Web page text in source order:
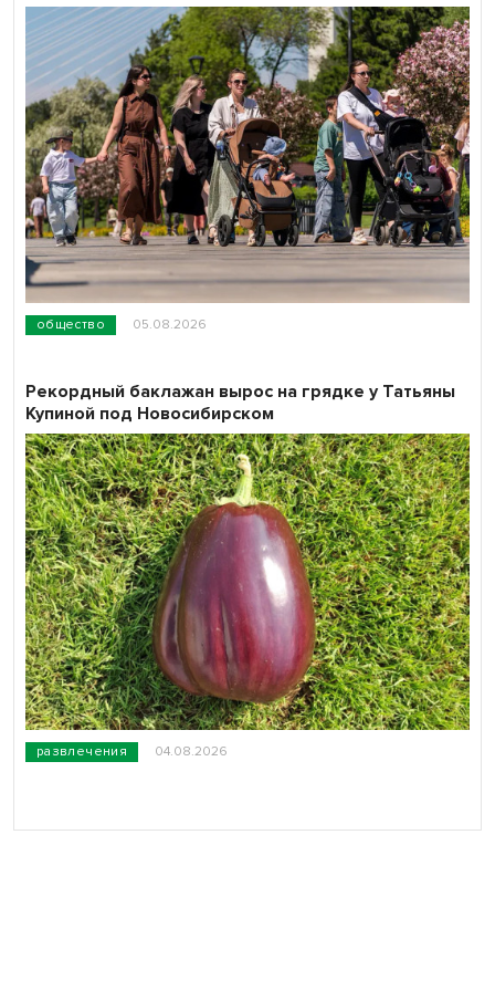
общество 05.08.2026
развлечения 04.08.2026
Рекордный баклажан вырос на грядке у Татьяны
Купиной под Новосибирском